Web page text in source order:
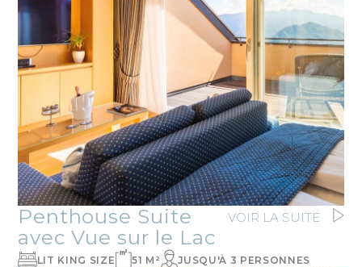
Penthouse Suite
avec Vue sur le Lac
VOIR LA SUITE
LIT KING SIZE 51 M² JUSQU'À 3 PERSONNES